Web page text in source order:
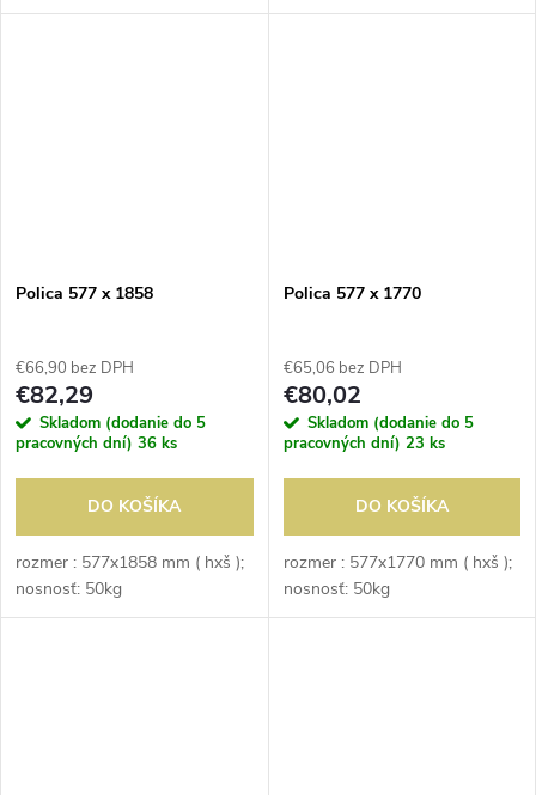
Polica 577 x 1858
€66,90 bez DPH
€82,29
Skladom (dodanie do 5
pracovných dní) 36 ks
DO KOŠÍKA
rozmer : 577x1858 mm ( hxš );
nosnosť: 50kg
Polica 577 x 1770
€65,06 bez DPH
€80,02
Skladom (dodanie do 5
pracovných dní) 23 ks
DO KOŠÍKA
rozmer : 577x1770 mm ( hxš );
nosnosť: 50kg